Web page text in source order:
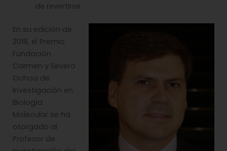
de revertirse.
En su edición de
2018, el Premio
Fundación
Carmen y Severo
Ochoa de
Investigación en
Biología
Molecular se ha
otorgado al
Profesor de